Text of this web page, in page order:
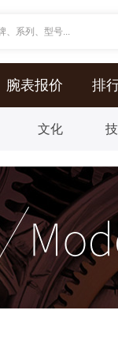
、系列、型号...
腕表报价 排
文化